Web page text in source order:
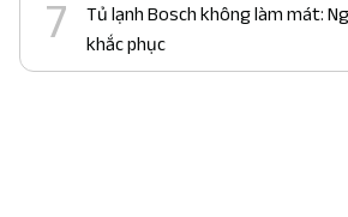
Tủ lạnh Bosch không làm mát:
khắc phục